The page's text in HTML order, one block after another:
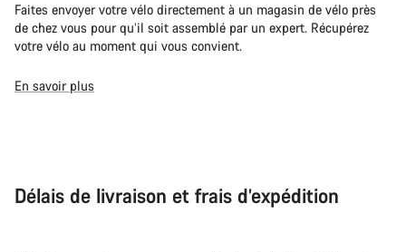
Faites envoyer votre vélo directement à un magasin de vélo près
de chez vous pour qu’il soit assemblé par un expert. Récupérez
votre vélo au moment qui vous convient.
En savoir plus
Délais de livraison et frais d’expédition